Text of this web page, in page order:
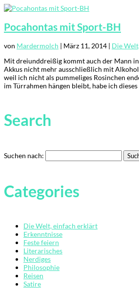
Pocahontas mit Sport-BH
von Mardermolch | März 11, 2014 | Die
Mit dreiunddreißig kommt auch der Mann
Akkus nicht mehr ausschließlich mit Alkohol
weil ich nicht als pummeliges Rosinchen
im Türrahmen hängen bleibt, habe ich
Search
Suchen nach:
Categories
Die Welt, einfach erklärt
Erkenntnisse
Feste feiern
Literarisches
Nerdiges
Philosophie
Reisen
Satire